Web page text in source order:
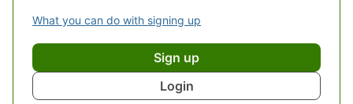
What you can do with signing up
Sign up
Login